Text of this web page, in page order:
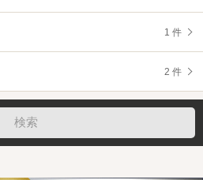
1 件
2 件